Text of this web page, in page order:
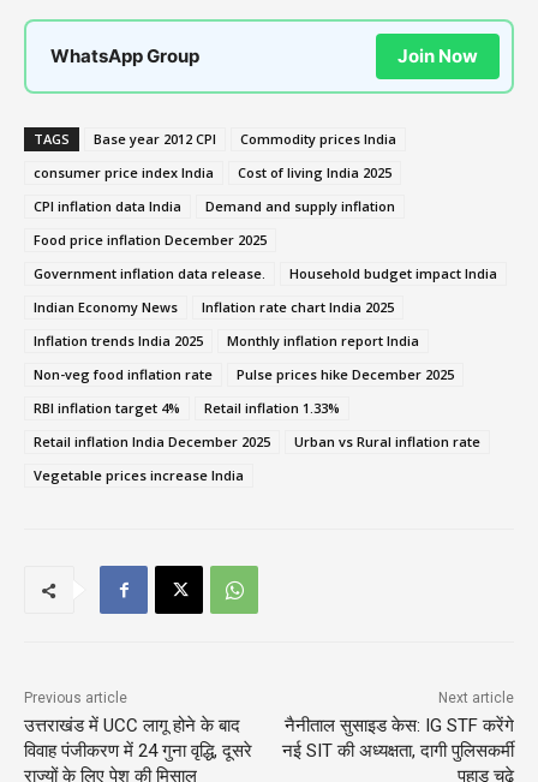
WhatsApp Group Join Now
TAGS Base year 2012 CPI
Commodity prices India
consumer price index India
Cost of living India 2025
CPI inflation data India
Demand and supply inflation
Food price inflation December 2025
Government inflation data release.
Household budget impact India
Indian Economy News
Inflation rate chart India 2025
Inflation trends India 2025
Monthly inflation report India
Non-veg food inflation rate
Pulse prices hike December 2025
RBI inflation target 4%
Retail inflation 1.33%
Retail inflation India December 2025
Urban vs Rural inflation rate
Vegetable prices increase India
Previous article
उत्तराखंड में UCC लागू होने के बाद
विवाह पंजीकरण में 24 गुना वृद्धि, दूसरे
राज्यों के लिए पेश की मिसाल
Next article
नैनीताल सुसाइड केस: IG STF करेंगे
नई SIT की अध्यक्षता, दागी पुलिसकर्मी
पहाड़ चढ़े